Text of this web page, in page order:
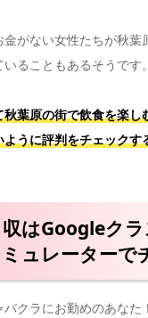
金がない女性たちが秋葉
ることもあるそうです。
葉原の街で飲食を楽し
うに評判をチェックす
はGoogleク
ュレーターで
クラにお勤めのあなた！